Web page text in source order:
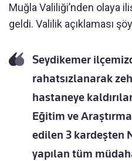
Muğla Valiliği’nden olaya
geldi. Valilik açıklaması
Seydikemer
rahatsızlanarak
hastaneye
Eğitim ve
edilen 3 kardeşten
yapılan tüm